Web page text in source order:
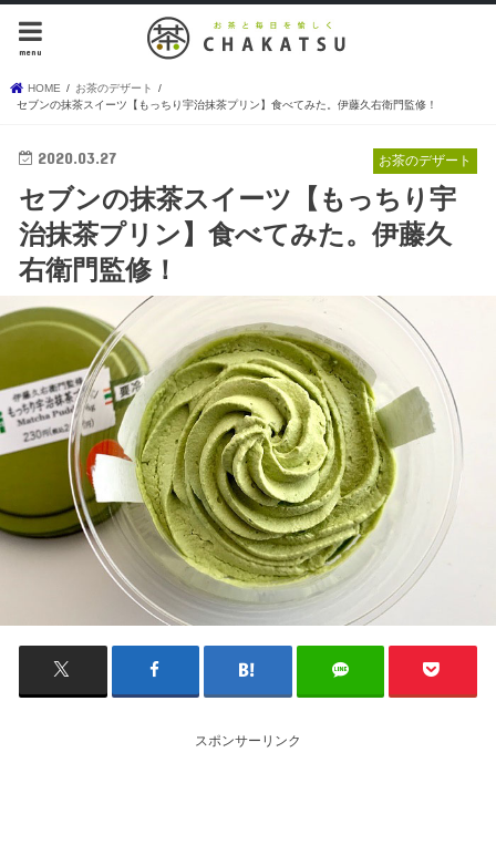
menu
HOME
お茶のデザート
セブンの抹茶スイーツ【もっちり宇治抹茶プリン】食べてみた。伊藤久右衛門監修！
お茶のデザート
2020.03.27
セブンの抹茶スイーツ【もっちり宇
治抹茶プリン】食べてみた。伊藤久
右衛門監修！
スポンサーリンク